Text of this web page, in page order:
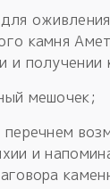
камня
и получении
мешочек;
перечнем
и